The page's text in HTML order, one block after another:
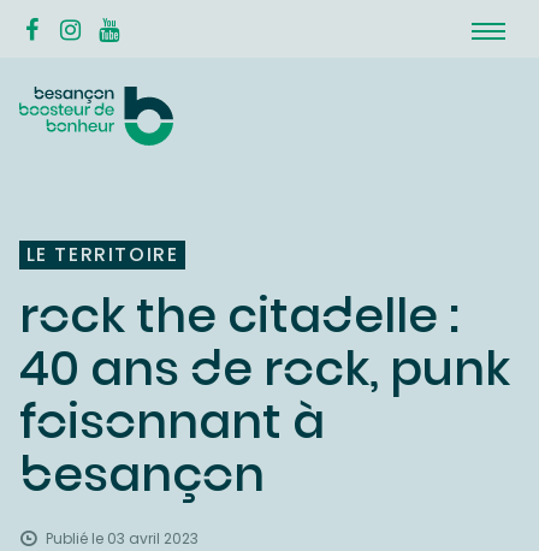
LE TERRITOIRE
rock the citadelle :
40 ans de rock, punk
foisonnant à
besançon
Publié le 03 avril 2023